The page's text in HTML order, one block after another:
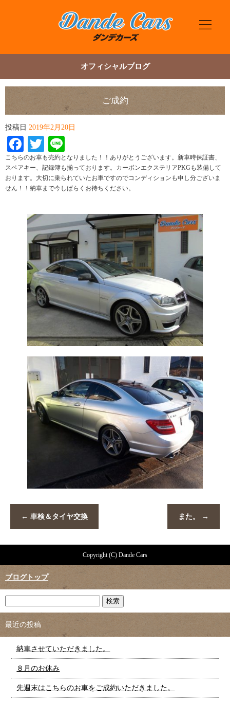
オフィシャルブログ
ご成約
投稿日 2019年2月20日
Facebook
Twitter
こちらのお車も売約となりました！！ありがとうございます。新車時保証書、
スペアキー、記録簿も揃っております。カーボンエクステリアPKGも装備して
おります。大切に乗られていたお車ですのでコンディションも申し分ございま
せん！！納車まで今しばらくお待ちください。
← 車検＆タイヤ交換 また。 →
Copyright (C) Dande Cars
ブログトップ
最近の投稿
納車させていただきました。
８月のお休み
先週末はこちらのお車をご成約いただきました。